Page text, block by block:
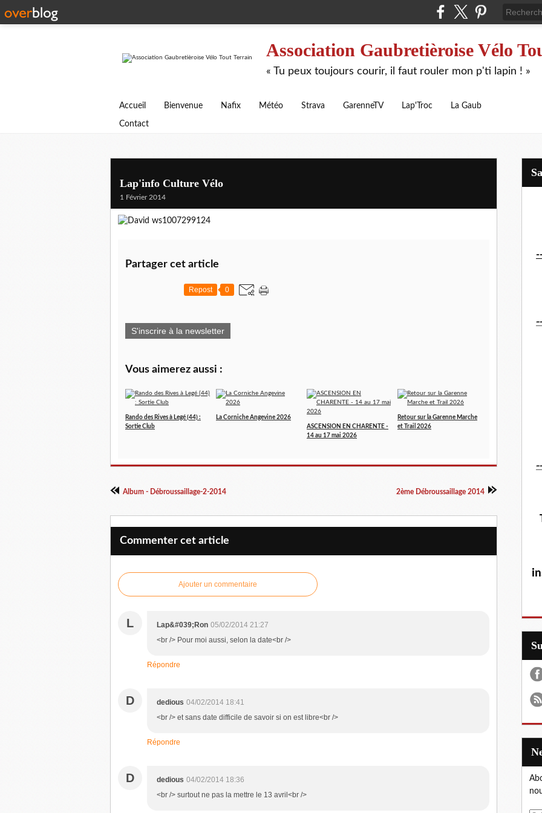
Association Gaubretièroise Vélo
« Tu peux toujours courir, il faut rouler mon p'ti lapin ! »
Accueil Bienvenue Nafix Météo Strava GarenneTV Lap'Troc La Gaub
Contact
Lap'info Culture Vélo
1 Février 2014
Partager cet article
Repost 0
S'inscrire à la newsletter
Vous aimerez aussi :
Rando des Rives à Legé (44) :
Sortie Club
La Corniche Angevine 2026
ASCENSION EN CHARENTE -
14 au 17 mai 2026
Retour sur la Garenne Marche
et Trail 2026
Album - Débroussaillage-2-2014 2ème Débroussaillage 2014
Commenter cet article
Ajouter un commentaire
L Lap&#039;Ron 05/02/2014 21:27
<br /> Pour moi aussi, selon la date<br />
Répondre
D dedious 04/02/2014 18:41
<br /> et sans date difficile de savoir si on est libre<br />
Répondre
D dedious 04/02/2014 18:36
<br /> surtout ne pas la mettre le 13 avril<br />